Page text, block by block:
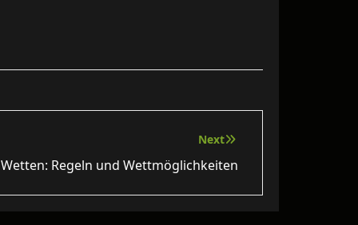
Next
Regeln und Wettmöglichkeiten